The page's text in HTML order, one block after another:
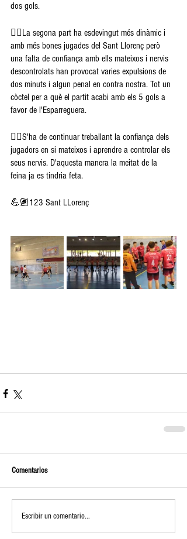
dos gols.
👉🏽La segona part ha esdevingut més dinàmic i
amb més bones jugades del Sant Llorenç però
una falta de confiança amb ells mateixos i nervis
descontrolats han provocat varies expulsions de
dos minuts i algun penal en contra nostra. Tot un
còctel per a què el partit acabi amb els 5 gols a
favor de l'Esparreguera.
👉🏽S'ha de continuar treballant la confiança dels
jugadors en si mateixos i aprendre a controlar els
seus nervis. D'aquesta manera la meitat de la
feina ja es tindria feta.
💪🏽123 Sant LLorenç
Comentarios
Escribir un comentario...